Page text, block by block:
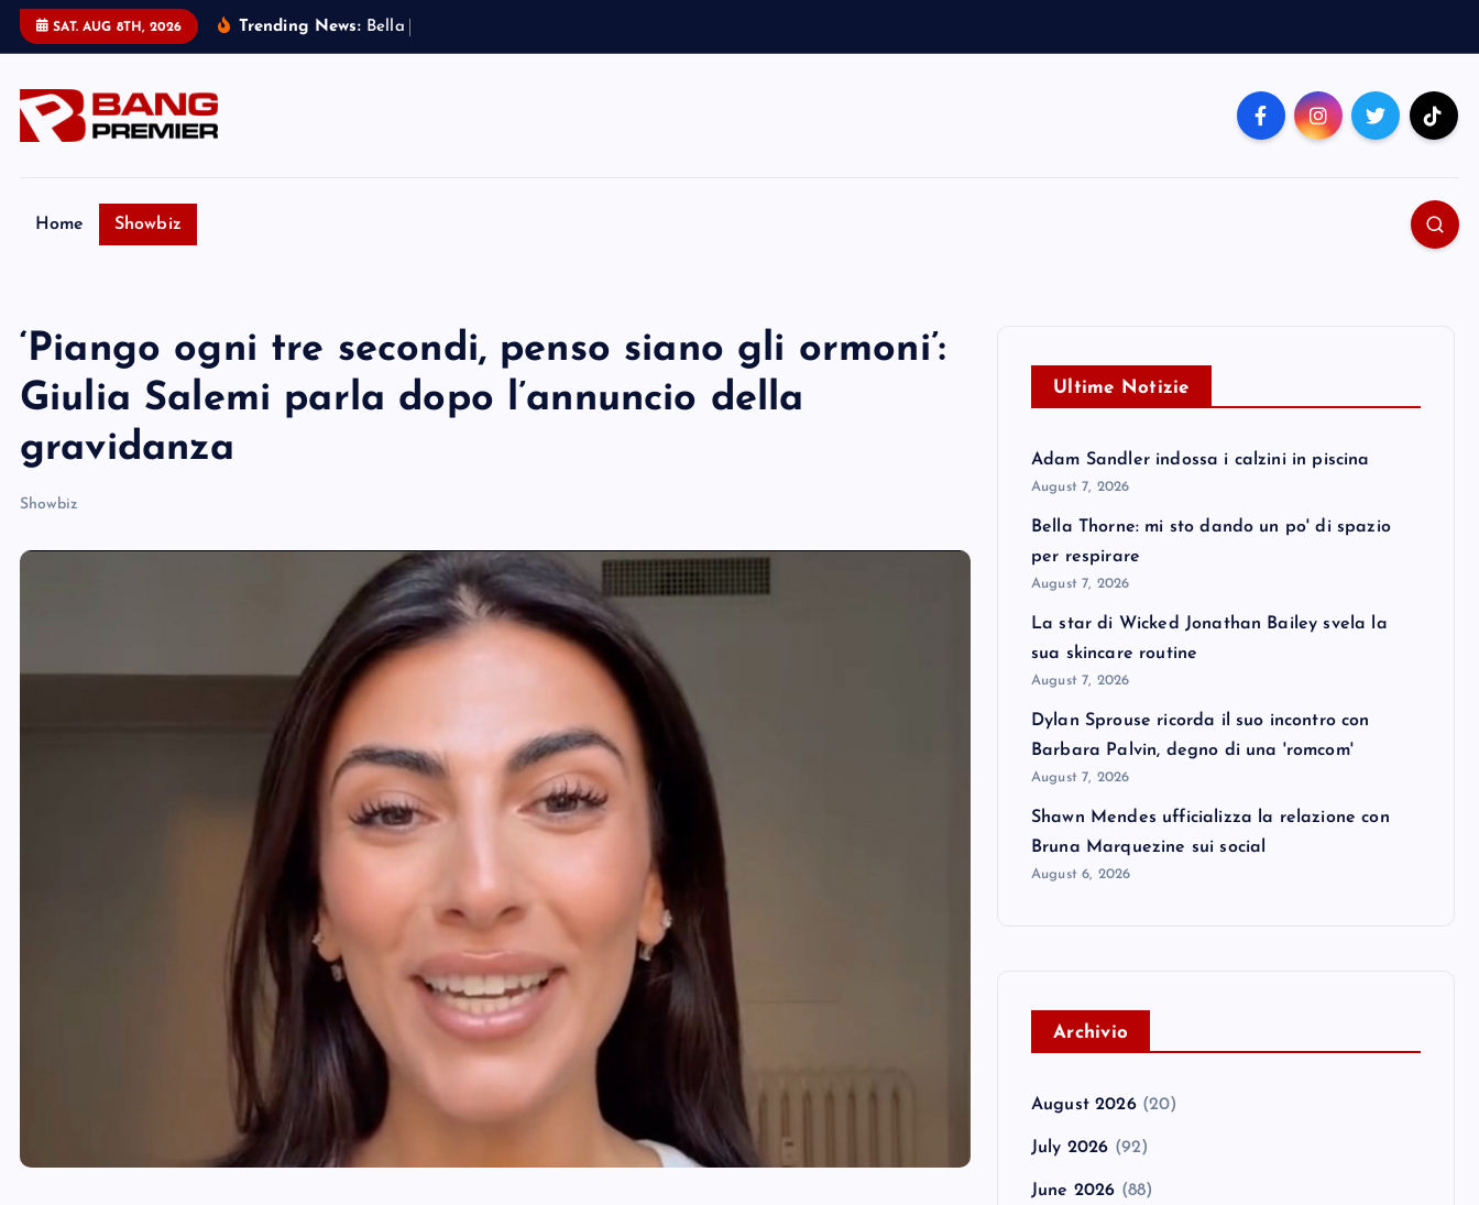
SAT. AUG 8TH, 2026 Trending News: Be a
Home Showbiz
‘Piango ogni tre secondi, penso siano gli ormoni’:
Giulia Salemi parla dopo l’annuncio della
gravidanza
Showbiz
Ultime Notizie
Adam Sandler indossa i calzini in piscina
August 7, 2026
Bella Thorne: mi sto dando un po' di spazio
per respirare
August 7, 2026
La star di Wicked Jonathan Bailey svela la
sua skincare routine
August 7, 2026
Dylan Sprouse ricorda il suo incontro con
Barbara Palvin, degno di una 'romcom'
August 7, 2026
Shawn Mendes ufficializza la relazione con
Bruna Marquezine sui social
August 6, 2026
Archivio
August 2026(20)
July 2026 (92)
June 2026 (88)